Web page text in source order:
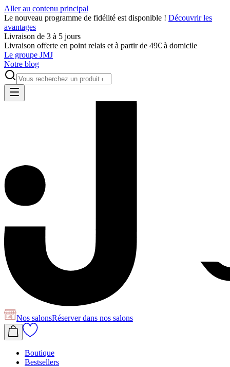
Aller au contenu principal
Le nouveau programme de fidélité est disponible ! Découvrir les
avantages
Livraison de 3 à 5 jours
Livraison offerte en point relais et à partir de 49€ à domicile
Le groupe JMJ
Notre blog
Nos salonsRéserverdans nos salons
Boutique
Bestsellers